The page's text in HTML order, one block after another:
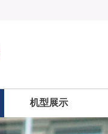
机型展示